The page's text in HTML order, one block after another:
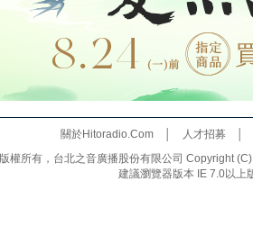
關於Hitoradio.Com│ 人才招募
版權所有，台北之音廣播股份有限公司 Copyright
建議瀏覽器版本 IE 7.0以上